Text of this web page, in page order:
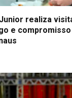
realiza
e